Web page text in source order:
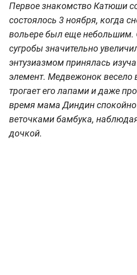
Первое знакомство Катюши
состоялось 3 ноября, когда
вольере был еще небольшим.
сугробы значительно
энтузиазмом принялась
элемент. Медвежонок весело
трогает его лапами и даже
время мама Диндин спокойно
веточками бамбука,
дочкой.